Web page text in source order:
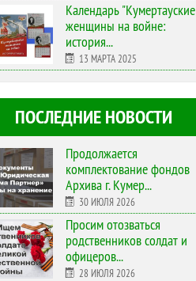
Календарь "Кумертауские
женщины на войне:
история...
13 МАРТА 2025
ПОСЛЕДНИЕ НОВОСТИ
Продолжается
комплектование фондов
Архива г. Кумер...
30 ИЮЛЯ 2026
Просим отозваться
родственников солдат и
офицеров...
28 ИЮЛЯ 2026